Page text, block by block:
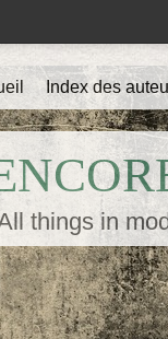
things in
Index des